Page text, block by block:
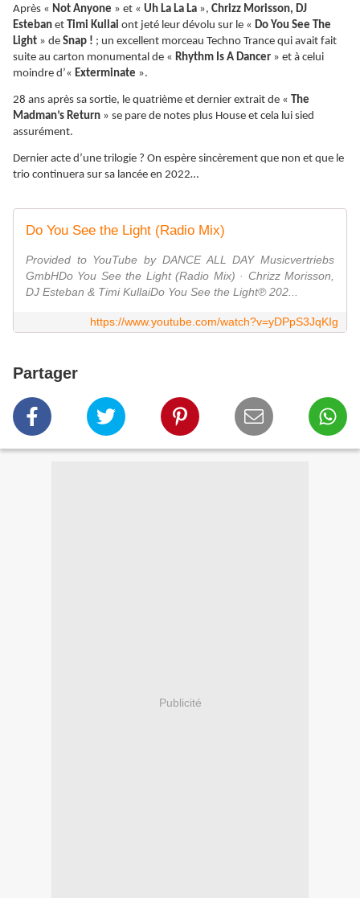
Après « Not Anyone » et « Uh La La La », Chrizz Morisson, DJ
Esteban et Timi Kullai ont jeté leur dévolu sur le « Do You See The
Light » de Snap ! ; un excellent morceau Techno Trance qui avait fait
suite au carton monumental de « Rhythm Is A Dancer » et à celui
moindre d’« Exterminate ».
28 ans après sa sortie, le quatrième et dernier extrait de « The
Madman’s Return » se pare de notes plus House et cela lui sied
assurément.
Dernier acte d’une trilogie ? On espère sincèrement que non et que le
trio continuera sur sa lancée en 2022…
Do You See the Light (Radio Mix)
Provided to YouTube by DANCE ALL DAY Musicvertriebs
GmbHDo You See the Light (Radio Mix) · Chrizz Morisson,
DJ Esteban & Timi KullaiDo You See the Light℗ 202...
https://www.youtube.com/watch?v=yDPpS3JqKIg
Partager
Publicité